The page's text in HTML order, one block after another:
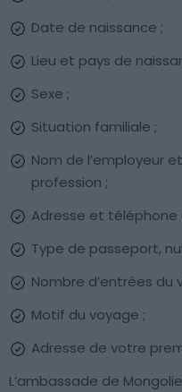
Date de naissance ;
Lieu et pays de
Sexe ;
Situation familiale ;
Nom de l’employeur
profession ;
Adresse et téléphone
Type de passeport,
Nombre d’entrées du
Motif du voyage ;
Adresse de votre
L’ambassade de